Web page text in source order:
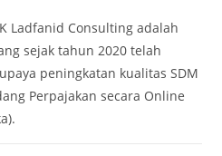
Ladfanid Consulting adalah
sejak tahun 2020 telah
peningkatan kualitas SDM
Perpajakan secara Online